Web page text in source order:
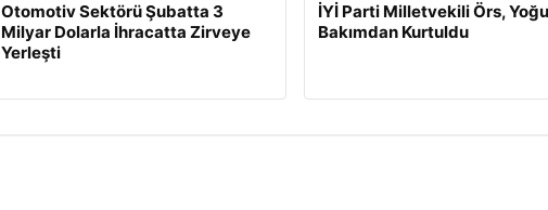
Otomotiv Sektörü Şubatta 3
Milyar Dolarla İhracatta Zirveye
Yerleşti
İYİ Parti Milletvekili Örs,
Bakımdan Kurtuldu